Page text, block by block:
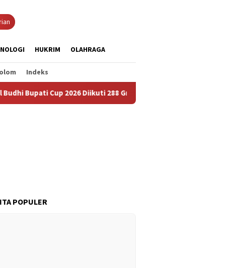
HUKRIM OLAHRAGA
Indeks
2026 Diikuti 288 Grup, Jadi Ajang Lestarikan Budaya dan Pererat
POPULER